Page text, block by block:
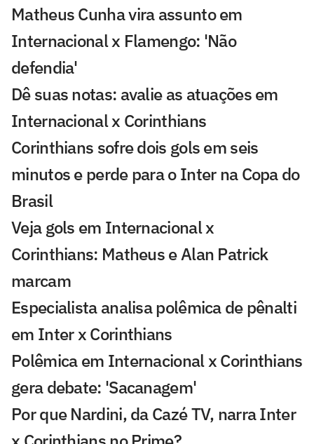
Matheus Cunha vira assunto em
Internacional x Flamengo: 'Não
defendia'
Dê suas notas: avalie as atuações em
Internacional x Corinthians
Corinthians sofre dois gols em seis
minutos e perde para o Inter na Copa do
Brasil
Veja gols em Internacional x
Corinthians: Matheus e Alan Patrick
marcam
Especialista analisa polêmica de pênalti
em Inter x Corinthians
Polêmica em Internacional x Corinthians
gera debate: 'Sacanagem'
Por que Nardini, da Cazé TV, narra Inter